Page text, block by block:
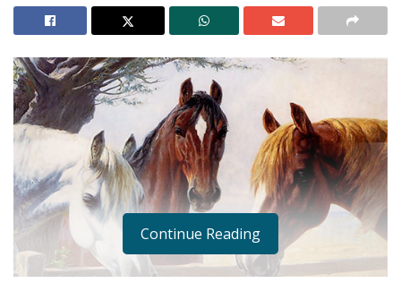
Continue Reading